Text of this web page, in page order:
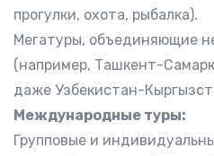
прогулки, охота, рыбалка).
Мегатуры, объединяющие
(например, Ташкент-
даже Узбекистан-
Международные туры:
Групповые и